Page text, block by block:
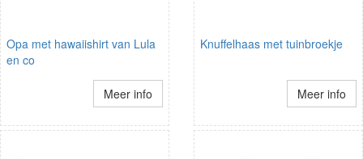
Opa met hawaiishirt van Lula
en co
Meer info
Knuffelhaas met tuinbroekje
Meer info